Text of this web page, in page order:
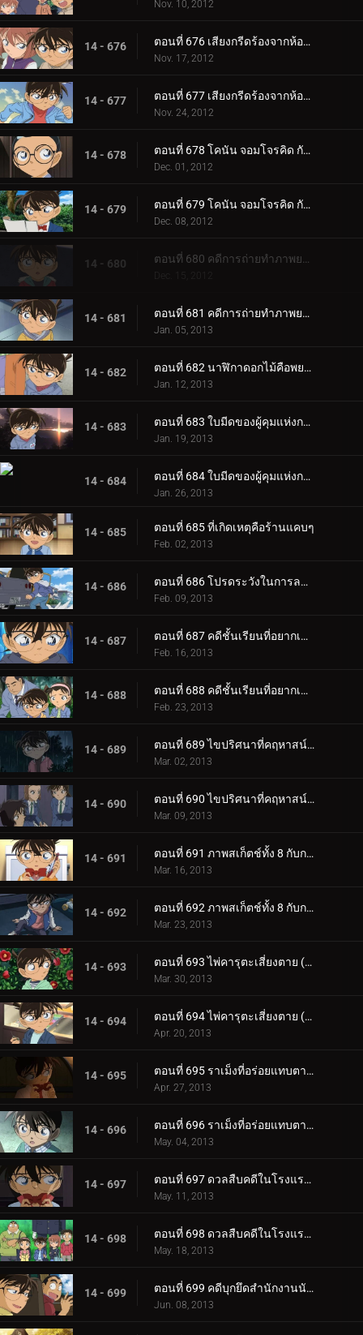
Nov. 10, 2012
14 - 676 ตอนที่ 676 เสียงกรีดร้องจากห้องผ่าตัด (ตอน 1)
Nov. 17, 2012
14 - 677 ตอนที่ 677 เสียงกรีดร้องจากห้องผ่าตัด (ตอน 2)
Nov. 24, 2012
14 - 678 ตอนที่ 678 โคนัน จอมโจรคิด กับศึกชิงสมบัติซากาโมโตะ เรียวมะ (ตอน 1)
Dec. 01, 2012
14 - 679 ตอนที่ 679 โคนัน จอมโจรคิด กับศึกชิงสมบัติซากาโมโตะ เรียวมะ (ตอน 2)
Dec. 08, 2012
14 - 680 ตอนที่ 680 คดีการถ่ายทำภาพยนตร์โฆษณา (ตอน 1)
14 - 681 ตอนที่ 681 คดีการถ่ายทำภาพยนตร์โฆษณา (ตอน 2)
Jan. 05, 2013
14 - 682 ตอนที่ 682 นาฬิกาดอกไม้คือพยาน
Jan. 12, 2013
14 - 683 ตอนที่ 683 ใบมีดของผู้คุมแห่งกาลเวลา (ตอน 1)
Jan. 19, 2013
14 - 684 ตอนที่ 684 ใบมีดของผู้คุมแห่งกาลเวลา (ตอน 2)
Jan. 26, 2013
14 - 685 ตอนที่ 685 ที่เกิดเหตุคือร้านแคบๆ
Feb. 02, 2013
14 - 686 ตอนที่ 686 โปรดระวังในการลดน้ำหนัก
Feb. 09, 2013
14 - 687 ตอนที่ 687 คดีชั้นเรียนที่อยากเข้าเรียนที่สุดในโลก (ตอน 1)
Feb. 16, 2013
14 - 688 ตอนที่ 688 คดีชั้นเรียนที่อยากเข้าเรียนที่สุดในโลก (ตอน 2)
Feb. 23, 2013
14 - 689 ตอนที่ 689 ไขปริศนาที่คฤหาสน์โมมิจิ (ตอน 1)
Mar. 02, 2013
14 - 690 ตอนที่ 690 ไขปริศนาที่คฤหาสน์โมมิจิ (ตอน 2)
Mar. 09, 2013
14 - 691 ตอนที่ 691 ภาพสเก็ตช์ทั้ง 8 กับการเดินทางของความทรงจำ (ตอน 1)
Mar. 16, 2013
14 - 692 ตอนที่ 692 ภาพสเก็ตช์ทั้ง 8 กับการเดินทางของความทรงจำ (ตอน 2)
Mar. 23, 2013
14 - 693 ตอนที่ 693 ไพ่คารุตะเสี่ยงตาย (ตอน 1)
Mar. 30, 2013
14 - 694 ตอนที่ 694 ไพ่คารุตะเสี่ยงตาย (ตอน 2)
Apr. 20, 2013
14 - 695 ตอนที่ 695 ราเม็งที่อร่อยแทบตาย (ตอน 1)
Apr. 27, 2013
14 - 696 ตอนที่ 696 ราเม็งที่อร่อยแทบตาย (ตอน 2)
May. 04, 2013
14 - 697 ตอนที่ 697 ดวลสืบคดีในโรงแรมผีสิง (ตอน 1)
May. 11, 2013
14 - 698 ตอนที่ 698 ดวลสืบคดีในโรงแรมผีสิง (ตอน 2)
May. 18, 2013
14 - 699 ตอนที่ 699 คดีบุกยึดสำนักงานนักสืบ (ตอน 1)
Jun. 08, 2013